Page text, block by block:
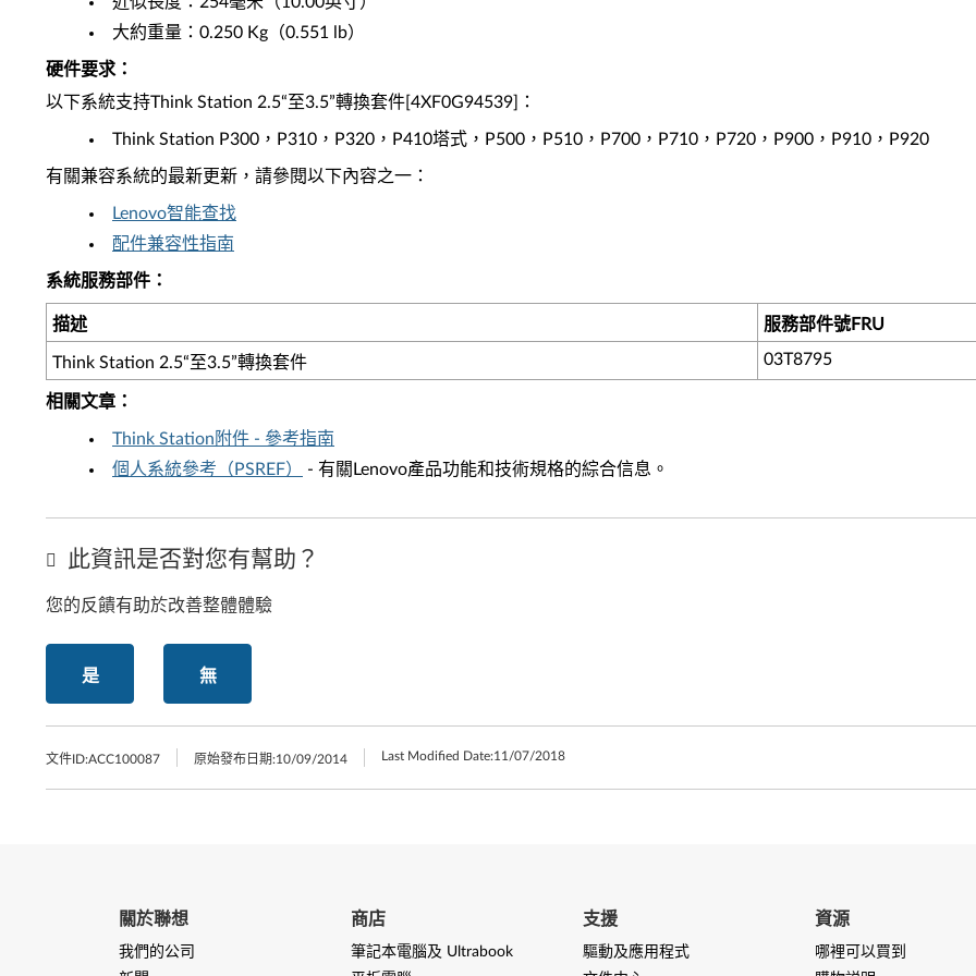
大約重量：0.250 Kg（0.551 lb）
硬件要求：
以下系統支持Think Station 2.5“至3.5”轉換套件[4XF0G94539]：
Think Station P300，P310，P320，P410塔式，P500，P510，P700，P710，P720，P900，P910，P920
有關兼容系統的最新更新，請參閱以下內容之一：
Lenovo智能查找
配件兼容性指南
系統服務部件：
描述 服務部件號FRU
Think Station 2.5“至3.5”轉換套件 03T8795
相關文章：
Think Station附件 - 參考指南
個人系統參考（PSREF）
- 有關Lenovo產品功能和技術規格的綜合信息。
此資訊是否對您有幫助？
您的反饋有助於改善整體體驗
是 無
文件ID:ACC100087 原始發布日期:10/09/2014 Last Modified Date:11/07/2018
關於聯想
我們的公司
商店
筆記本電腦及 Ultrabook
支援
驅動及應用程式
資源
哪裡可以買到